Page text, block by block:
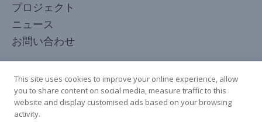
プロジェクト
ニュース
お問い合わせ
German
This site uses cookies to improve your online experience, allow
you to share content on social media, measure traffic to this
website and display customised ads based on your browsing
activity.